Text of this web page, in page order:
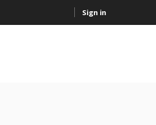
Sign in